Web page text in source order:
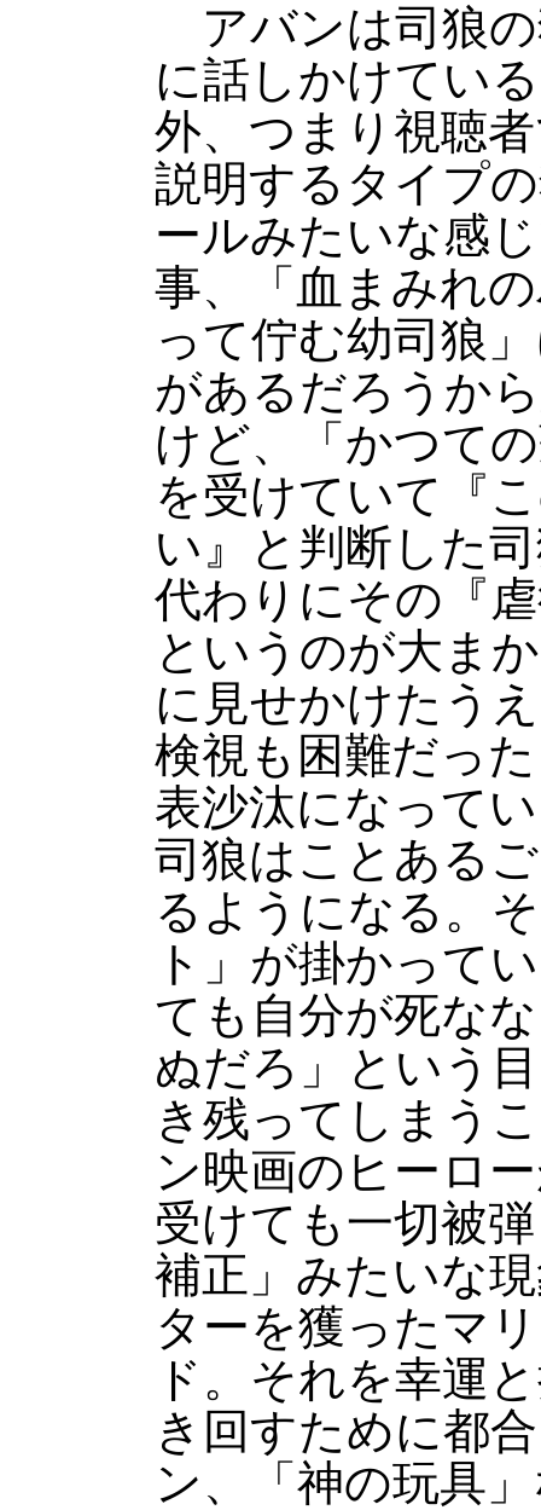
アバンは司狼
に話しかけてい
外、つまり視聴
説明するタイプ
ールみたいな感
事、「血まみれ
って佇む幼司狼
があるだろうか
けど、「かつて
を受けていて『
い』と判断した
代わりにその『
というのが大ま
に見せかけたう
検視も困難だっ
表沙汰になって
司狼はことある
るようになる。
ト」が掛かって
ても自分が死な
ぬだろ」という
き残ってしまう
ン映画のヒーロ
受けても一切被
補正」みたいな
ターを獲ったマ
ド。それを幸運
き回すために都
ン、「神の玩具